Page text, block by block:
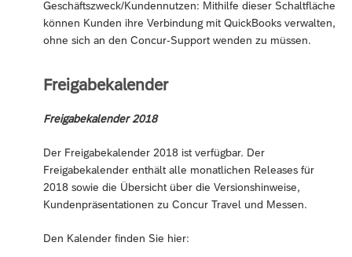
Geschäftszweck/Kundennutzen: Mithilfe dieser Schaltfläche
können Kunden ihre Verbindung mit QuickBooks verwalten,
ohne sich an den Concur-Support wenden zu müssen.
Freigabekalender
Freigabekalender 2018
Der Freigabekalender 2018 ist verfügbar. Der
Freigabekalender enthält alle monatlichen Releases für
2018 sowie die Übersicht über die Versionshinweise,
Kundenpräsentationen zu Concur Travel und Messen.
Den Kalender finden Sie hier: